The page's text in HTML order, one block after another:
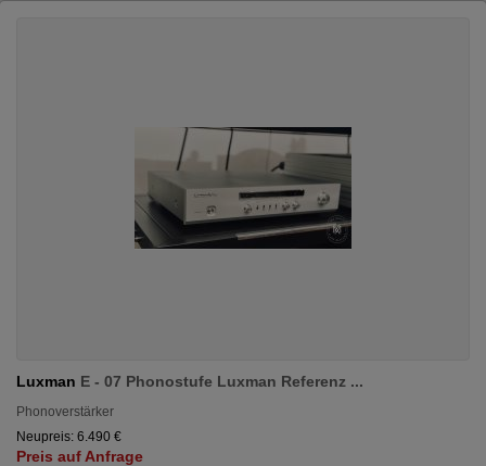
Luxman E - 07 Phonostufe Luxman Referenz ...
Phonoverstärker
Neupreis: 6.490 €
Preis auf Anfrage